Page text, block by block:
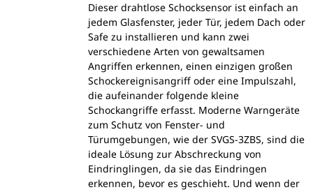
Dieser drahtlose Schocksensor ist einfach an
jedem Glasfenster, jeder Tür, jedem Dach oder
Safe zu installieren und kann zwei
verschiedene Arten von gewaltsamen
Angriffen erkennen, einen einzigen großen
Schockereignisangriff oder eine Impulszahl,
die aufeinander folgende kleine
Schockangriffe erfasst. Moderne Warngeräte
zum Schutz von Fenster- und
Türumgebungen, wie der SVGS-3ZBS, sind die
ideale Lösung zur Abschreckung von
Eindringlingen, da sie das Eindringen
erkennen, bevor es geschieht. Und wenn der